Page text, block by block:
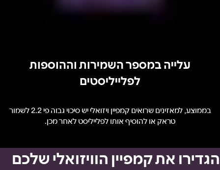
עלייה במספר השמירות וההוספות
לפלייליסטים
בממוצע, למאזינים שרואים קמפיין ויזואלי יש סיכוי גבוה פי 2.2 לשמור
טראק או להוסיף אותו לפלייליסט לאחר מכן.
הגדירו את קמפיין הוויזואלי שלכם